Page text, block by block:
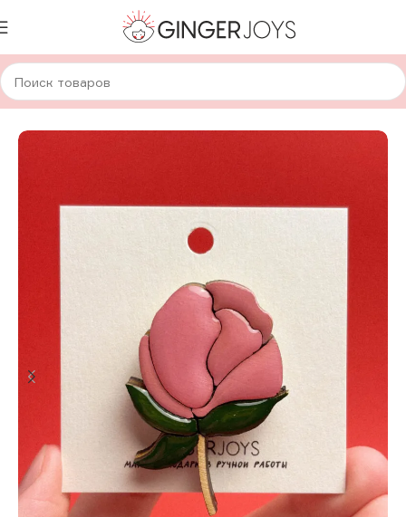
Главная Украшения Брошки и значки Деревянные брошки